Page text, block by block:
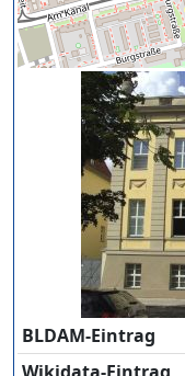
BLDAM-Eintrag